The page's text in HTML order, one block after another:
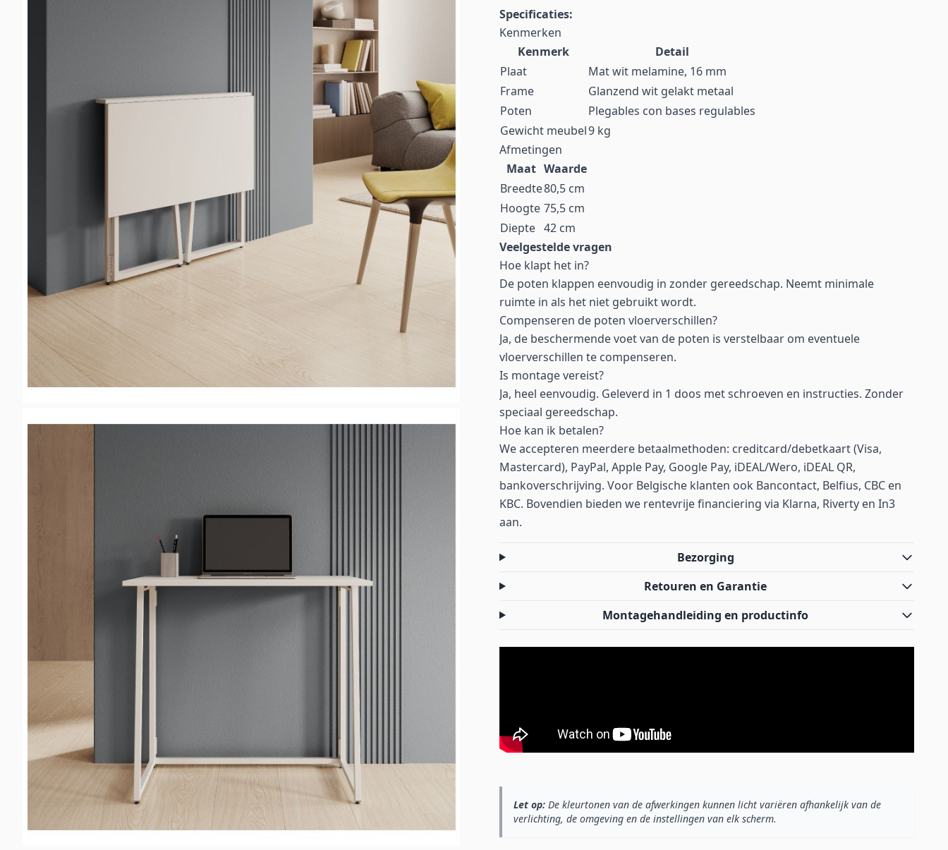
Specificaties:
Kenmerken
Kenmerk
Detail
Plaat
Mat wit melamine, 16 mm
Frame
Glanzend wit gelakt metaal
Poten
Plegables con bases regulables
Gewicht meubel9 kg
Afmetingen
Maat Waarde
Breedte80,5 cm
Hoogte 75,5 cm
Diepte 42 cm
Veelgestelde vragen
Hoe klapt het in?
De poten klappen eenvoudig in zonder gereedschap. Neemt minimale
ruimte in als het niet gebruikt wordt.
Compenseren de poten vloerverschillen?
Ja, de beschermende voet van de poten is verstelbaar om eventuele
vloerverschillen te compenseren.
Is montage vereist?
Ja, heel eenvoudig. Geleverd in 1 doos met schroeven en instructies. Zonder
speciaal gereedschap.
Hoe kan ik betalen?
We accepteren meerdere betaalmethoden: creditcard/debetkaart (Visa,
Mastercard), PayPal, Apple Pay, Google Pay, iDEAL/Wero, iDEAL QR,
bankoverschrijving. Voor Belgische klanten ook Bancontact, Belfius, CBC en
KBC. Bovendien bieden we rentevrije financiering via Klarna, Riverty en In3
aan.
Bezorging
Retouren en Garantie
Montagehandleiding en productinfo
Let op: De kleurtonen van de afwerkingen kunnen licht variëren afhankelijk van de
verlichting, de omgeving en de instellingen van elk scherm.